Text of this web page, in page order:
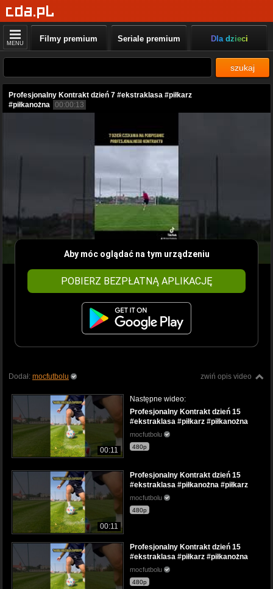
MENU Filmy premium Seriale premium Dla dzieci
szukaj
Profesjonalny Kontrakt dzień 7 #ekstraklasa #piłkarz
#piłkanożna 00:00:13
Aby móc oglądać na tym urządzeniu
POBIERZ BEZPŁATNĄ APLIKACJĘ
zwiń opis video
Dodał: mocfutbolu
00:11
Następne wideo:
Profesjonalny Kontrakt dzień 15
#ekstraklasa #piłkarz #piłkanożna
mocfutbolu
480p
00:11
Profesjonalny Kontrakt dzień 15
#ekstraklasa #piłkanożna #piłkarz
mocfutbolu
480p
Profesjonalny Kontrakt dzień 15
#ekstraklasa #piłkarz #piłkanożna
mocfutbolu
480p